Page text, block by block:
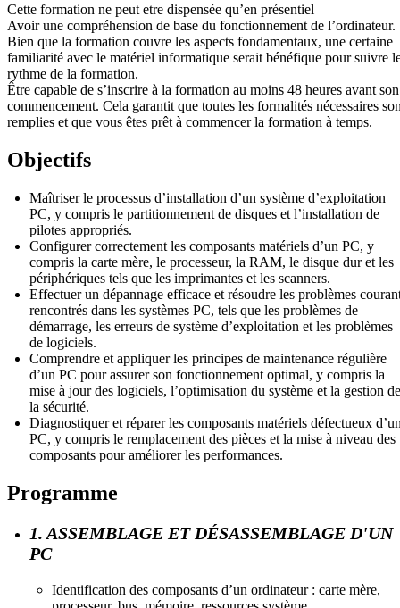
Cette formation ne peut etre dispensée qu’en présentiel
Avoir une compréhension de base du fonctionnement de l’ordinateur.
Bien que la formation couvre les aspects fondamentaux, une certaine
familiarité avec le matériel informatique serait bénéfique pour suivre
rythme de la formation.
Être capable de s’inscrire à la formation au moins 48 heures avant son
commencement. Cela garantit que toutes les formalités nécessaires
remplies et que vous êtes prêt à commencer la formation à temps.
Objectifs
Maîtriser le processus d’installation d’un système d’exploitation
PC, y compris le partitionnement de disques et l’installation de
pilotes appropriés.
Configurer correctement les composants matériels d’un PC, y
compris la carte mère, le processeur, la RAM, le disque dur et les
périphériques tels que les imprimantes et les scanners.
Effectuer un dépannage efficace et résoudre les problèmes
rencontrés dans les systèmes PC, tels que les problèmes de
démarrage, les erreurs de système d’exploitation et les problèmes
de logiciels.
Comprendre et appliquer les principes de maintenance régulière
d’un PC pour assurer son fonctionnement optimal, y compris la
mise à jour des logiciels, l’optimisation du système et la gestion de
la sécurité.
Diagnostiquer et réparer les composants matériels défectueux
PC, y compris le remplacement des pièces et la mise à niveau des
composants pour améliorer les performances.
Programme
1. ASSEMBLAGE ET DÉSASSEMBLAGE D'UN
PC
Identification des composants d’un ordinateur : carte mère,